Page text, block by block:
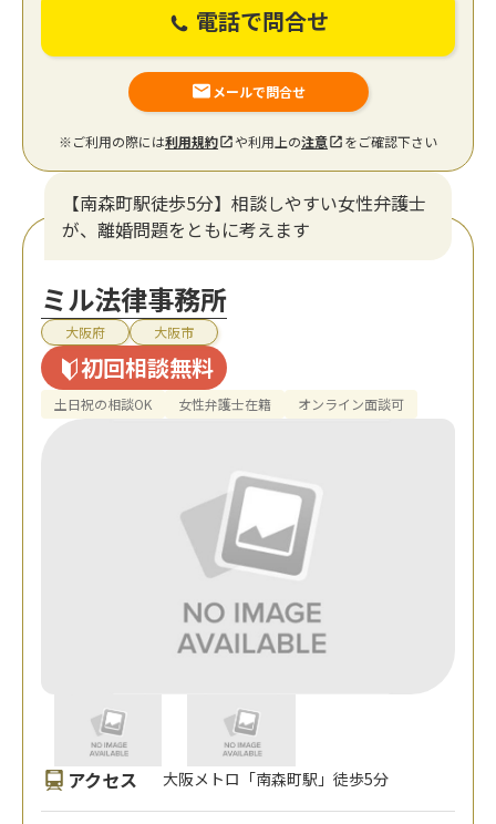
電話で問合せ
メールで問合せ
※ご利用の際には利用規約 や利用上の注意 をご確認下さい
【南森町駅徒歩5分】相談しやすい女性弁護士
が、離婚問題をともに考えます
ミル法律事務所
大阪府 大阪市
初回相談無料
土日祝の相談OK 女性弁護士在籍 オンライン面談可
アクセス 大阪メトロ「南森町駅」徒歩5分